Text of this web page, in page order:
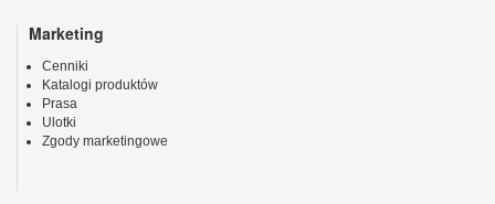
Marketing
Cenniki
Katalogi produktów
Prasa
Ulotki
Zgody marketingowe